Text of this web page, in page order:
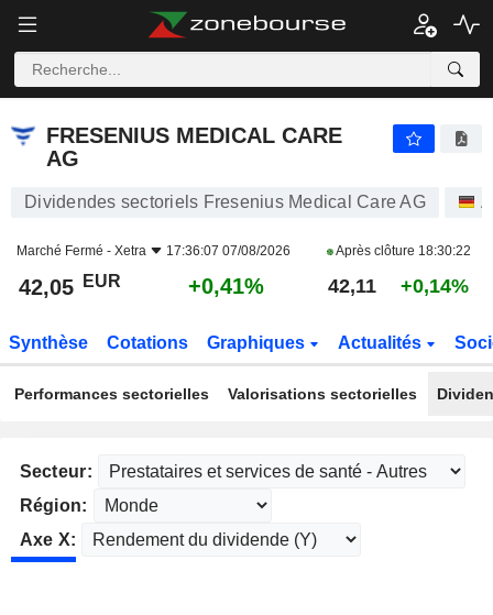
FRESENIUS MEDICAL CARE
AG
Dividendes sectoriels Fresenius Medical Care AG
Marché Fermé - Xetra 17:36:07 07/08/2026 Après clôture 18:30:22
42,05 EUR +0,41% 42,11 +0,14%
Synthèse Cotations Graphiques Actualités
Performances sectorielles Valorisations sectorielles
Secteur:
Région:
Axe X: